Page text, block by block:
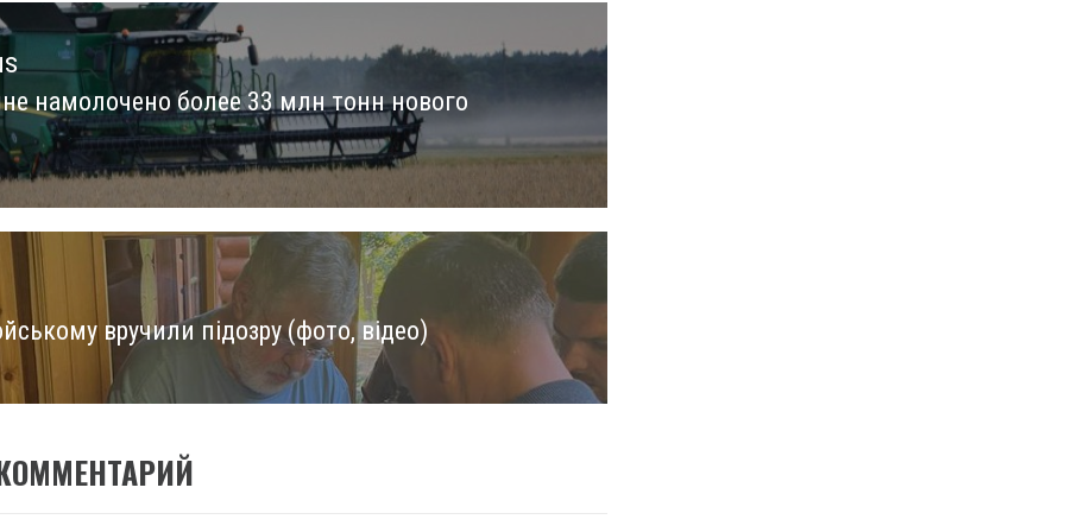
намолочено более 33 млн тонн нового
вручили підозру (фото, відео)